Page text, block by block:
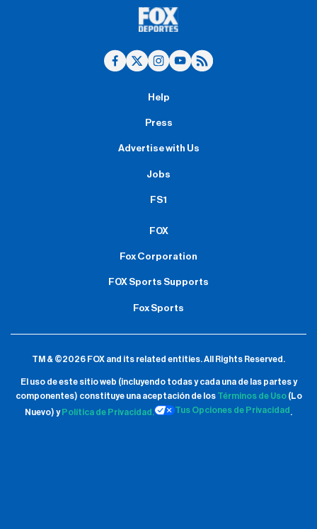
Help
Press
Advertise with Us
Jobs
FS1
FOX
Fox Corporation
FOX Sports Supports
Fox Sports
TM & ©2026 FOX and its related entities.All Rights Reserved.
El uso de este sitio web (incluyendo todas y cada una de las partes y
componentes) constituye una aceptación de los Términos de Uso(Lo
Nuevo) y Política de Privacidad. Tus Opciones de Privacidad .